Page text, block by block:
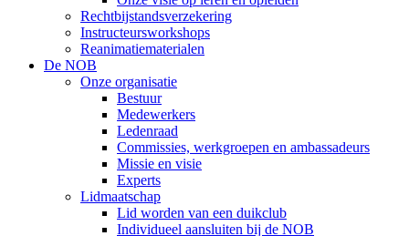
Rechtbijstandsverzekering
Instructeursworkshops
Reanimatiematerialen
De NOB
Onze organisatie
Bestuur
Medewerkers
Ledenraad
Commissies, werkgroepen en ambassadeurs
Missie en visie
Experts
Lidmaatschap
Lid worden van een duikclub
Individueel aansluiten bij de NOB